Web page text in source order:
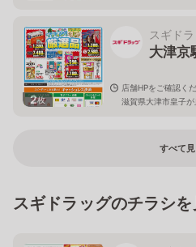
2枚
スギド
大津京
店舗HPをご確認く
滋賀県大津市皇子
すべて
スギドラッグのチラシを